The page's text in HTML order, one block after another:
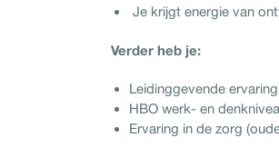
Je krijgt energie van
Verder heb je:
Leidinggevende
HBO werk- en
Ervaring in de zorg